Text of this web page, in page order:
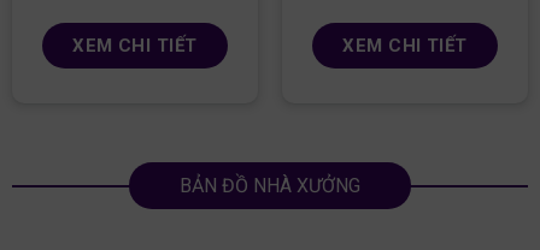
XEM CHI TIẾT XEM CHI TIẾT
BẢN ĐỒ NHÀ XƯỞNG